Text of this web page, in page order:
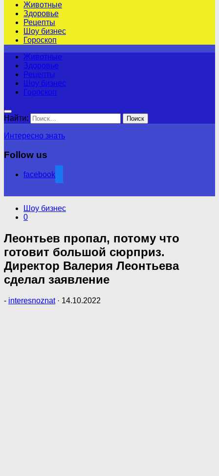
Животные
Здоровье
Рецепты
Шоу бизнес
Гороскоп
Животные
Здоровье
Рецепты
Шоу бизнес
Гороскоп
Найти:
Интересно знать
Follow us
facebook
Шоу бизнес
0
Леонтьев пропал, потому что
готовит большой сюрприз.
Директор Валерия Леонтьева
сделал заявление
- interesnoznat · 14.10.2022